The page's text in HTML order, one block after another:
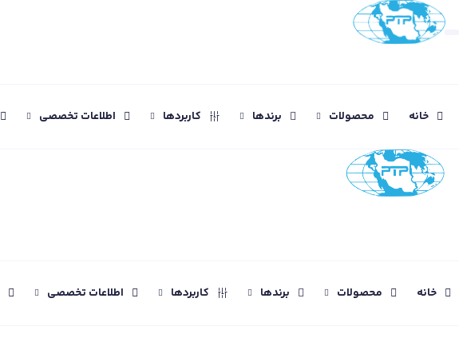
خانه محصولات برندها کاربردها اطلاعات تخصصی
خانه محصولات برندها کاربردها اطلاعات تخصصی